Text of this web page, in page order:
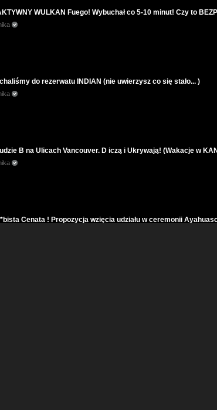
WULKAN Fuego! Wybuchał co 5-10 minut! Czy to
do rezerwatu INDIAN (nie uwierzysz co się stało... )
B na Ulicach Vancouver. D iczą i Ukrywają! (Wakacje w
Cenata ! Propozycja wzięcia udziału w ceremonii